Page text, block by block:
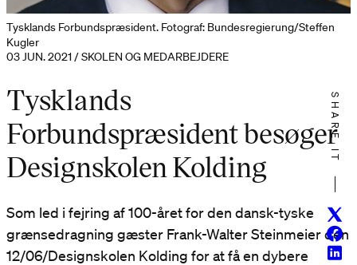
Tysklands Forbundspræsident. Fotograf: Bundesregierung/Steffen
Kugler
03 JUN. 2021 / SKOLEN OG MEDARBEJDERE
Tysklands
Forbundspræsident besøger
Designskolen Kolding
Som led i fejring af 100-året for den dansk-tyske
grænsedragning gæster Frank-Walter Steinmeier den
12/06/Designskolen Kolding for at få en dybere
SHARE IT